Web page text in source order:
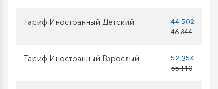
Тариф Иностранный Детский
44 502
46 844
Тариф Иностранный Взрослый
52 354
55 110